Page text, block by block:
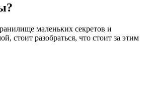
маленьких секретов и
стоит разобраться, что стоит за этим